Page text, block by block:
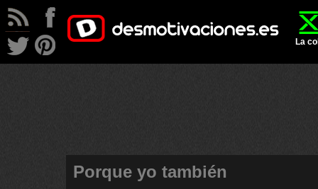
La
Porque yo también